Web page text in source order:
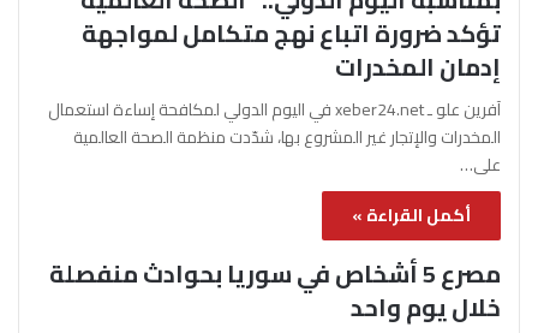
تؤكد ضرورة اتباع نهج متكامل لمواجهة
إدمان المخدرات
آفرين علو ـ xeber24.net في اليوم الدولي لمكافحة إساءة استعمال
المخدرات والإتجار غير المشروع بها، شدّدت منظمة الصحة العالمية
على…
أكمل القراءة »
مصرع 5 أشخاص في سوريا بحوادث منفصلة
خلال يوم واحد